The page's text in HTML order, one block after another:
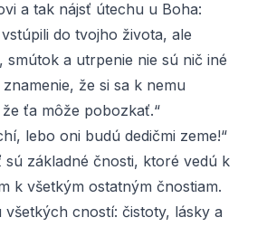
a tak nájsť útechu u Boha:
do tvojho života, ale
smútok a utrpenie nie sú nič iné
že si sa k nemu
ťa môže pobozkať.“
lebo oni budú dedičmi zeme!“
sú základné čnosti, ktoré vedú k
k všetkým ostatným čnostiam.
všetkých cností: čistoty, lásky a